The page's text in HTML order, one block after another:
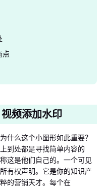
点
频添加水印
什么这个小图形如此重要？
到处都是寻找简单内容的
这是他们自己的。一个可见
有权声明。它是你的知识产
的营销天才。每个在